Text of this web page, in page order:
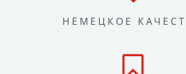
НЕМЕЦКОЕ